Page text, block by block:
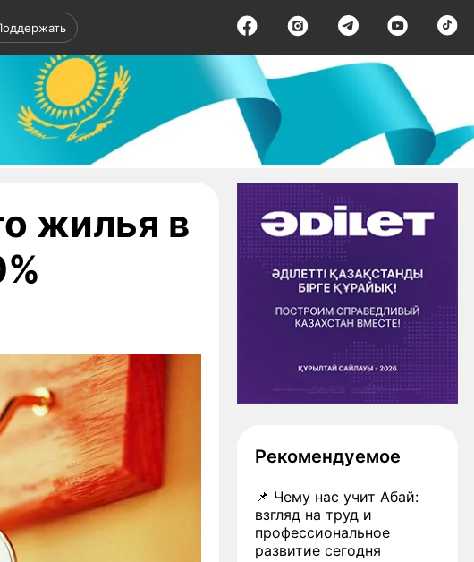
жилья в
Рекомендуемое
📌 Чему нас учит Абай:
взгляд на труд и
профессиональное
развитие сегодня